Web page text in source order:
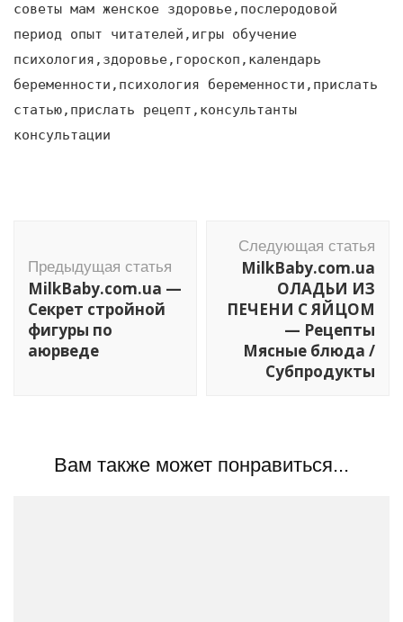
советы мам женское здоровье,послеродовой
период опыт читателей,игры обучение
психология,здоровье,гороскоп,календарь
беременности,психология беременности,прислать
статью,прислать рецепт,консультанты
консультации
по
записям
Предыдущая статья
MilkBaby.com.ua —
Секрет стройной
фигуры по
аюрведе
Следующая статья
MilkBaby.com.ua
ОЛАДЬИ ИЗ
ПЕЧЕНИ С ЯЙЦОМ
— Рецепты
Мясные блюда /
Cубпродукты
Вам также может понравиться...